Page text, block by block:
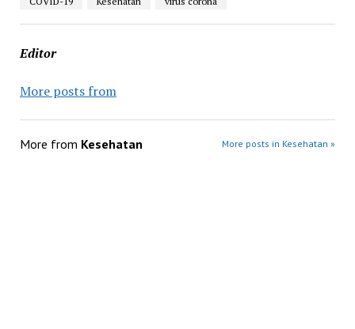
Editor
More posts from
More from Kesehatan More posts in Kesehatan »